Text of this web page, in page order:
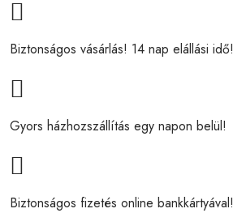
Biztonságos vásárlás! 14 nap elállási idő!
Gyors házhozszállítás egy napon belül!
Biztonságos fizetés online bankkártyával!